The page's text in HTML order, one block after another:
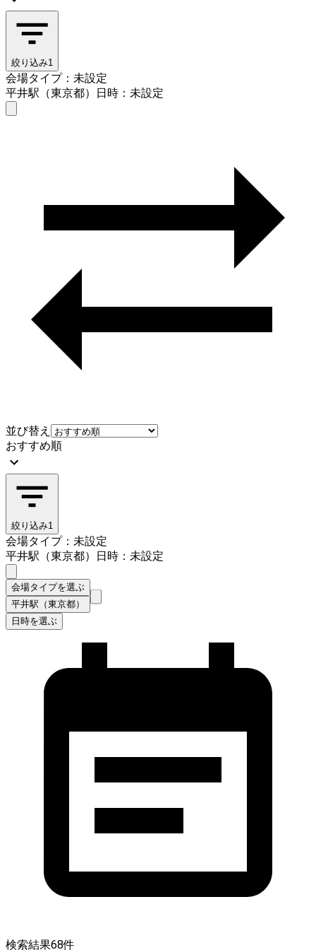
絞り込み1
会場タイプ：未設定
平井駅（東京都）
日時：未設定
並び替え
おすすめ順
絞り込み1
会場タイプ：未設定
平井駅（東京都）
日時：未設定
会場タイプを選ぶ
平井駅（東京都）
日時を選ぶ
検索結果68件